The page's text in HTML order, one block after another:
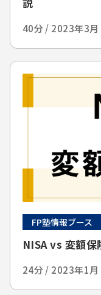
40分 / 2023年3月
FP塾情報ブース
NISA vs 変額
24分 / 2023年1月